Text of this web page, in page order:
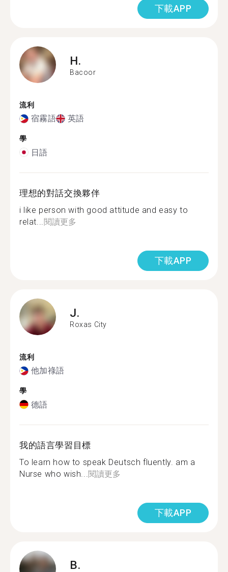
下載APP
H.
Bacoor
流利
宿霧語 英語
學
日語
理想的對話交換夥伴
i like person with good attitude and easy to
relat... 閱讀更多
下載APP
J.
Roxas City
流利
他加祿語
學
德語
我的語言學習目標
To learn how to speak Deutsch fluently. am a
Nurse who wish... 閱讀更多
下載APP
B.